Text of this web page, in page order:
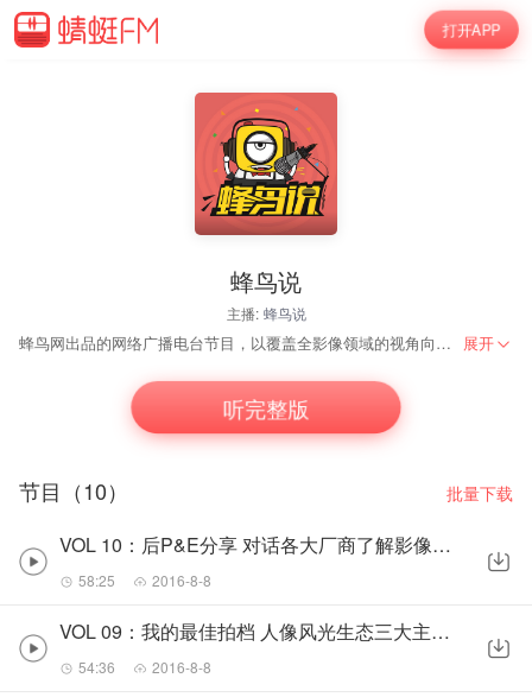
打开APP
蜂鸟说
主播: 蜂鸟说
蜂鸟网出品的网络广播电台节目，以覆盖全影像领域的视角向受众提供畅听内容，节目涵盖与摄影相关的众多主题，及旅行、器材、人文、风光、人像、热点话题等于一身，全力打造互联网最权威的摄影类播客。 展开
听完整版
节目（10） 批量下载
VOL 10：后P&E分享 对话各大厂商了解影像行业发展趋势
58:25 2016-8-8
VOL 09：我的最佳拍档 人像风光生态三大主题摄影器材大横评
54:36 2016-8-8